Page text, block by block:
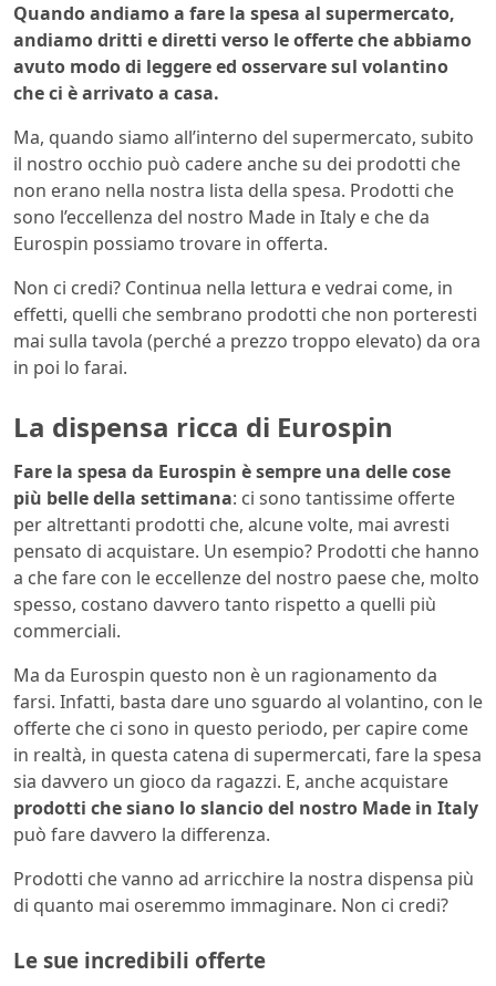
Quando andiamo a fare la spesa al supermercato,
andiamo dritti e diretti verso le offerte che abbiamo
avuto modo di leggere ed osservare sul volantino
che ci è arrivato a casa.
Ma, quando siamo all’interno del supermercato, subito
il nostro occhio può cadere anche su dei prodotti che
non erano nella nostra lista della spesa. Prodotti che
sono l’eccellenza del nostro Made in Italy e che da
Eurospin possiamo trovare in offerta.
Non ci credi? Continua nella lettura e vedrai come, in
effetti, quelli che sembrano prodotti che non porteresti
mai sulla tavola (perché a prezzo troppo elevato) da ora
in poi lo farai.
La dispensa ricca di Eurospin
Fare la spesa da Eurospin è sempre una delle cose
più belle della settimana: ci sono tantissime offerte
per altrettanti prodotti che, alcune volte, mai avresti
pensato di acquistare. Un esempio? Prodotti che hanno
a che fare con le eccellenze del nostro paese che, molto
spesso, costano davvero tanto rispetto a quelli più
commerciali.
Ma da Eurospin questo non è un ragionamento da
farsi. Infatti, basta dare uno sguardo al volantino, con le
offerte che ci sono in questo periodo, per capire come
in realtà, in questa catena di supermercati, fare la spesa
sia davvero un gioco da ragazzi. E, anche acquistare
prodotti che siano lo slancio del nostro Made in Italy
può fare davvero la differenza.
Prodotti che vanno ad arricchire la nostra dispensa più
di quanto mai oseremmo immaginare. Non ci credi?
Le sue incredibili offerte